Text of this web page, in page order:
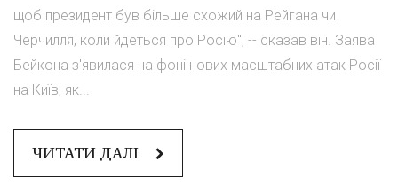
щоб президент був більше схожий на Рейгана чи
Черчилля, коли йдеться про Росію", -- сказав він. Заява
Бейкона з'явилася на фоні нових масштабних атак Росії
на Київ, як...
ЧИТАТИ ДАЛІ